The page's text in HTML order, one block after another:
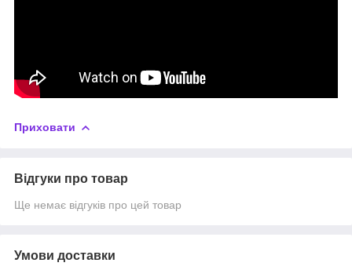
Приховати
Відгуки про товар
Ще немає відгуків про цей товар
Умови доставки